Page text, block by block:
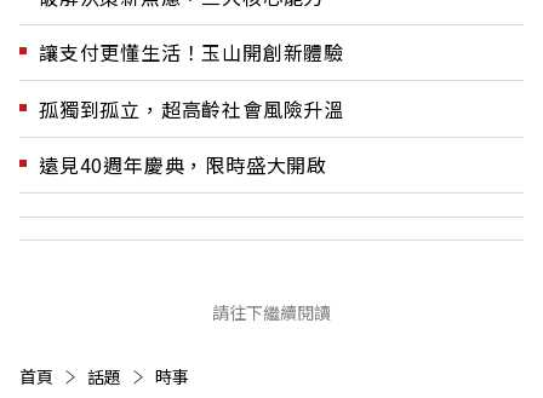
讓支付更懂生活！玉山開創新體驗
孤獨到孤立，超高齡社會風險升溫
遠見40週年慶典，限時盛大開啟
請往下繼續閱讀
首頁 話題 時事